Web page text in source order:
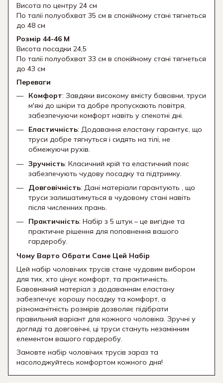
Висота по центру 24 см
По талії полуобхват 35 см в спокійному стані тягнеться
до 48 см
Розмір 44-46 М
Висота посадки 24,5
По талії полуобхват 33 см в спокійному стані тягнеться
до 43 см
Переваги
Комфорт: Завдяки високому вмісту бавовни, труси
м'які до шкіри та добре пропускають повітря,
забезпечуючи комфорт навіть у спекотні дні.
Еластичність: Додавання еластану гарантує, що
труси добре тягнуться і сидять на тілі, не
обмежуючи рухів.
Зручність: Класичний крій та еластичний пояс
забезпечують чудову посадку та підтримку.
Довговічність: Дані матеріали гарантують , що
труси залишатимуться в чудовому стані навіть
після численних прань.
Практичність: Набір з 5 штук – це вигідне та
практичне рішення для поповнення вашого
гардеробу.
Чому Варто Обрати Саме Цей Набір
Цей набір чоловічих трусів стане чудовим вибором
для тих, хто цінує комфорт, та практичність.
Бавовняний матеріал з додаванням еластану
забезпечує хорошу посадку та комфорт, а
різноманітність розмірів дозволяє підібрати
правильний варіант для кожного чоловіка. Зручні у
догляді та довговічні, ці труси стануть незамінним
елементом вашого гардеробу.
Замовте набір чоловічих трусів зараз та
насолоджуйтесь комфортом кожного дня!